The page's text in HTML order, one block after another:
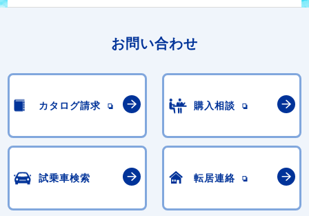
お問い合わせ
カタログ請求 購入相談
試乗車検索 転居連絡